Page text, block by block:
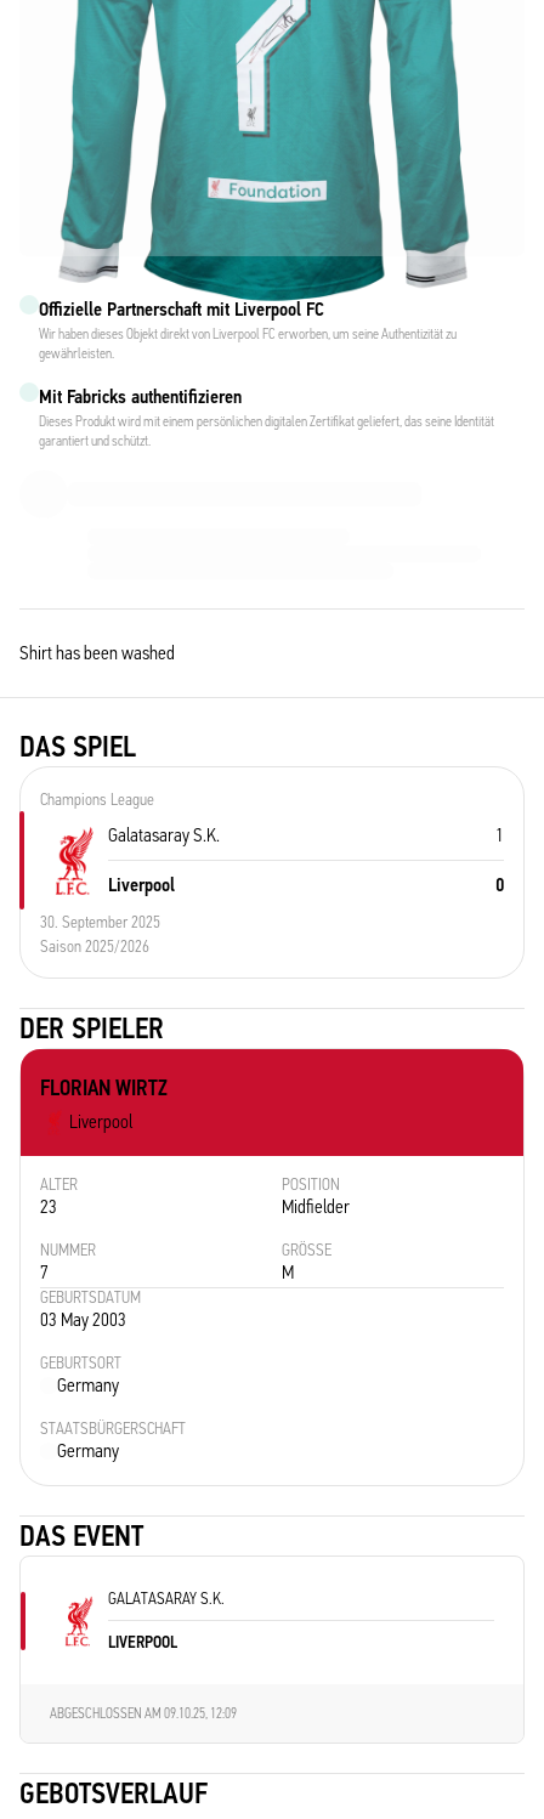
Offizielle Partnerschaft mit Liverpool FC
Wir haben dieses Objekt direkt von Liverpool FC erworben, um seine Authentizität zu
gewährleisten.
Mit Fabricks authentifizieren
Dieses Produkt wird mit einem persönlichen digitalen Zertifikat geliefert, das seine Identität
garantiert und schützt.
Shirt has been washed
DAS SPIEL
Champions League
Galatasaray S.K. 1
Liverpool 0
30. September 2025
Saison 2025/2026
DER SPIELER
FLORIAN WIRTZ
Liverpool
ALTER
23
POSITION
Midfielder
NUMMER
7
GRÖSSE
M
GEBURTSDATUM
03 May 2003
GEBURTSORT
Germany
STAATSBÜRGERSCHAFT
Germany
DAS EVENT
GALATASARAY S.K.
LIVERPOOL
ABGESCHLOSSEN AM 09.10.25, 12:09
GEBOTSVERLAUF